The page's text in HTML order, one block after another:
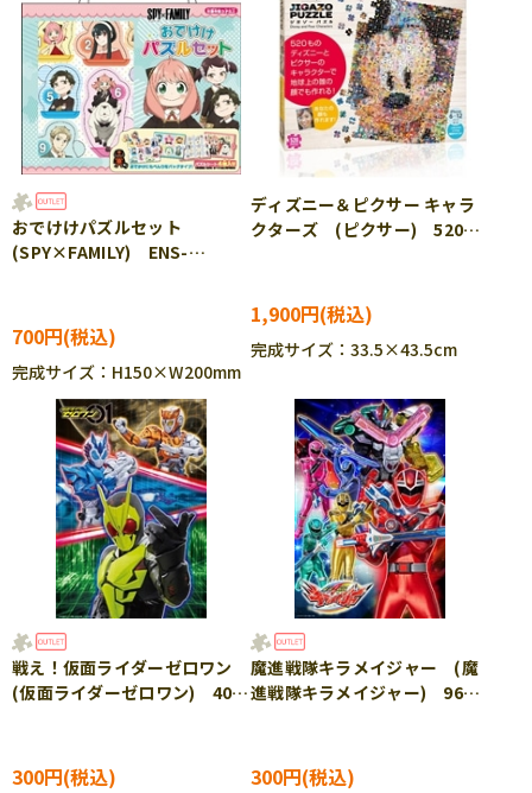
おでけけパズルセット
(SPY×FAMILY) ENS-
700円
完成サイズ：H150×W200mm
ディズニー＆ピクサー キャラ
クターズ (ピクサー) 520ピ
1,900円
完成サイズ：33.5×43.5cm
戦え！仮面ライダーゼロワン
(仮面ライダーゼロワン) 40ピ
300円
魔進戦隊キラメイジャー (魔
進戦隊キラメイジャー) 96ピ
300円